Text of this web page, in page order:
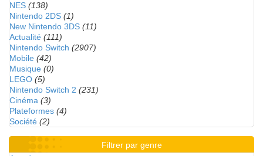
NES (138)
Nintendo 2DS (1)
New Nintendo 3DS (11)
Actualité (111)
Nintendo Switch (2907)
Mobile (42)
Musique (0)
LEGO (5)
Nintendo Switch 2 (231)
Cinéma (3)
Plateformes (4)
Société (2)
Filtrer par genre